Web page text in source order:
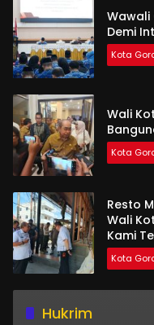
Wawali
Demi
Kota
Wali
Kota
Resto
Wali
Kami
Kota
Hukrim